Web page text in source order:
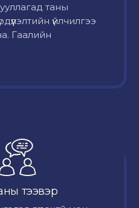
таны
үйлчилгээ
Гаалийн
тээвэр